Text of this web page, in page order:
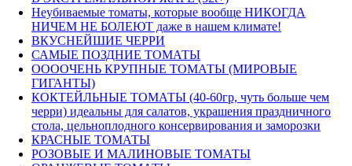
Неубиваемые томаты, которые вообще НИКОГДА
НИЧЕМ НЕ БОЛЕЮТ даже в нашем климате!
ВКУСНЕЙШИЕ ЧЕРРИ
САМЫЕ ПОЗДНИЕ ТОМАТЫ
ООООЧЕНЬ КРУПНЫЕ ТОМАТЫ (МИРОВЫЕ
ГИГАНТЫ)
КОКТЕЙЛЬНЫЕ ТОМАТЫ (40-60гр, чуть больше чем
черри) идеальны для салатов, украшения праздничного
стола, цельноплодного консервирования и заморозки
КРАСНЫЕ ТОМАТЫ
РОЗОВЫЕ И МАЛИНОВЫЕ ТОМАТЫ